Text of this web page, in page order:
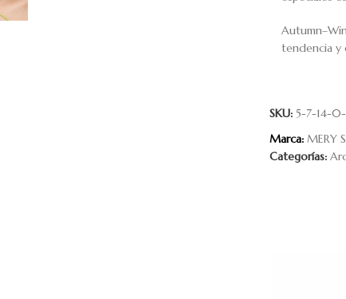
tendencia y
SKU: 5-7-14-
Categorías:
Marca: MERY